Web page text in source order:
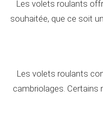
Les volets roulants
souhaitée, que ce soit
Les volets roulants
cambriolages.